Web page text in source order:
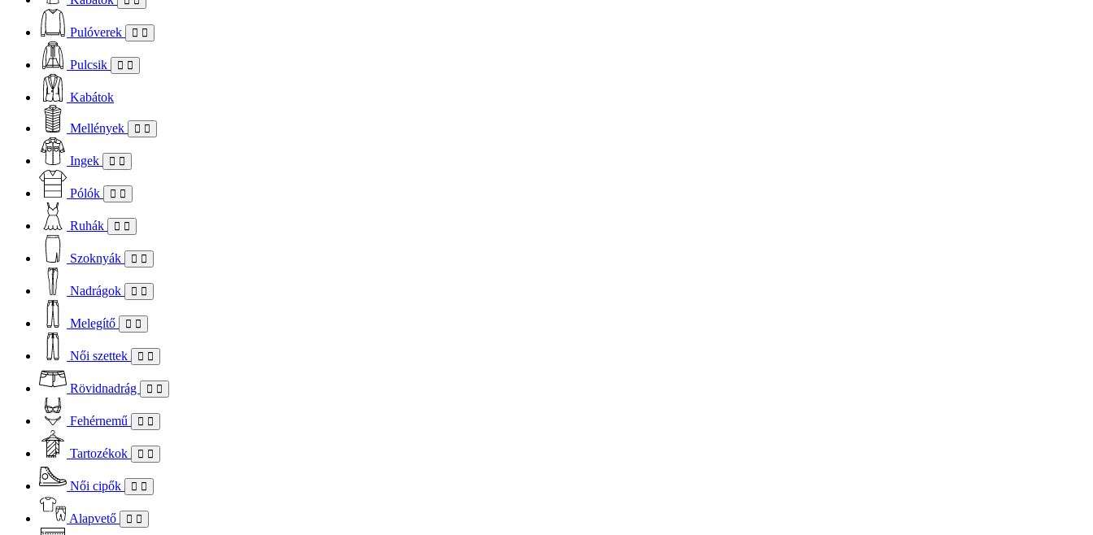
Pulóverek
Pulcsik
Kabátok
Mellények
Ingek
Pólók
Ruhák
Szoknyák
Nadrágok
Melegítő
Női szettek
Rövidnadrág
Fehérnemű
Tartozékok
Női cipők
Alapvető